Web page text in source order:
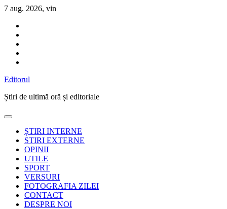
Sari
conținut
7 aug. 2026, vin
Editorul
Știri de ultimă oră și editoriale
ȘTIRI INTERNE
STIRI EXTERNE
OPINII
UTILE
SPORT
VERSURI
FOTOGRAFIA ZILEI
CONTACT
DESPRE NOI